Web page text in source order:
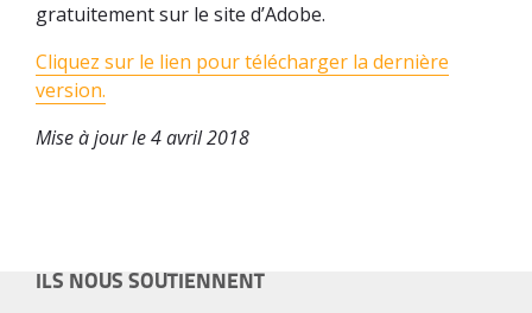
gratuitement sur le site d’Adobe.
Cliquez sur le lien pour télécharger la dernière
version.
Mise à jour le 4 avril 2018
ILS NOUS SOUTIENNENT